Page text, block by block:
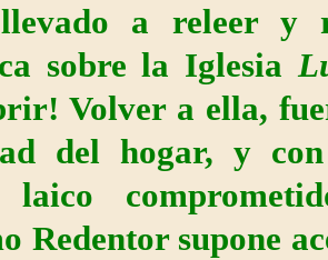
a releer y
sobre la Iglesia
Volver a ella,
del hogar, y
laico
Redentor supone